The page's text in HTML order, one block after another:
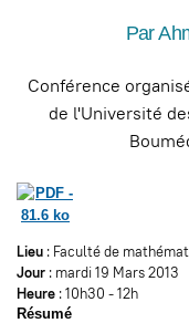
Par
Conférence
de l'Université
Lieu : Faculté de
Jour : mardi 19 Mars 2013
Heure : 10h30 - 12h
Résumé